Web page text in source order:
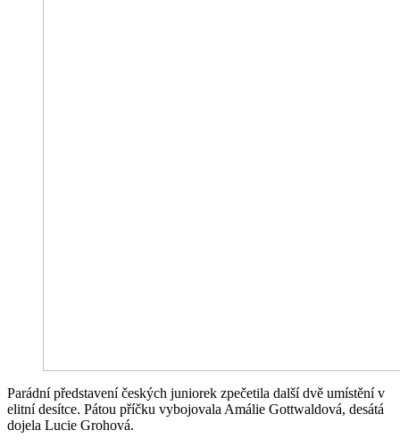
Parádní představení českých juniorek zpečetila další dvě umístění v
elitní desítce. Pátou příčku vybojovala Amálie Gottwaldová, desátá
dojela Lucie Grohová.